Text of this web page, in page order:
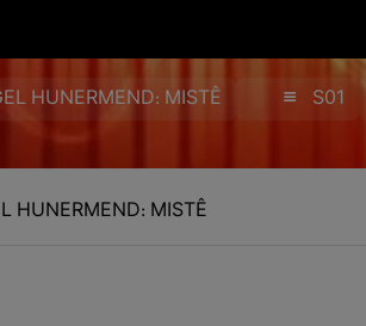
HUNERMEND: MISTÊ S01
HUNERMEND: MISTÊ